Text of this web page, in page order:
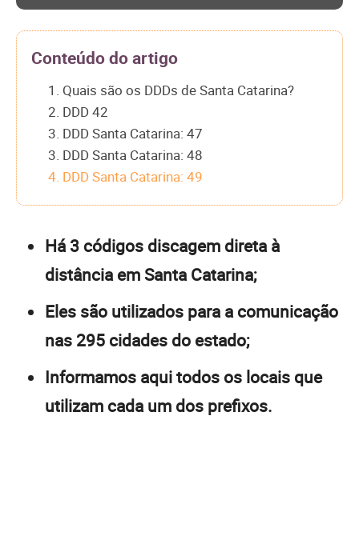
Conteúdo do artigo
1. Quais são os DDDs de Santa Catarina?
2. DDD 42
3. DDD Santa Catarina: 47
3. DDD Santa Catarina: 48
4. DDD Santa Catarina: 49
Há 3 códigos discagem direta à
distância em Santa Catarina;
Eles são utilizados para a comunicação
nas 295 cidades do estado;
Informamos aqui todos os locais que
utilizam cada um dos prefixos.